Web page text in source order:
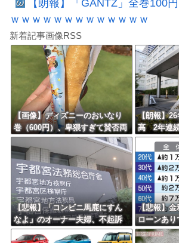
【朗報】「GANTZ」全巻100
ｗｗｗｗｗｗｗｗｗｗｗｗｗ
新着記事画像RSS
【画像】ディズニーのおいなり
巻（600円）、卑猥すぎて賛否両
論ｗｗｗｗｗｗｗｗｗ
【朗報】
高 2年連続
農水省「イ
伴い、日本
【悲報】「コンビニ馬鹿にすん
なよ」のオーナー夫婦、不起訴
ｗｗｗｗｗｗｗｗ
【悲報】
ローンあり
ｗｗｗｗｗ